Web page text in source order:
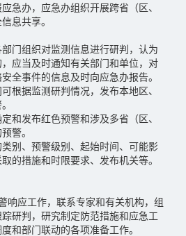
急办，应急办组织开展跨省（区、
息共享。
组织对监测信息进行研判，认为
应当及时通知有关部门和单位，对
全事件的信息及时向应急办报告。
根据监测研判情况，发布本地区、
发布红色预警和涉及多省（区、
警。
、预警级别、起始时间、可能影
的措施和时限要求、发布机关等。
应工作，联系专家和有关机构，组
研判，研究制定防范措施和应急工
和部门联动的各项准备工作。